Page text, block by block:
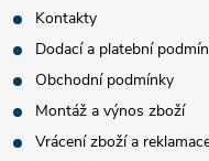
Kontakty
Dodací a platební
Obchodní podmínky
Montáž a výnos zboží
Vrácení zboží a